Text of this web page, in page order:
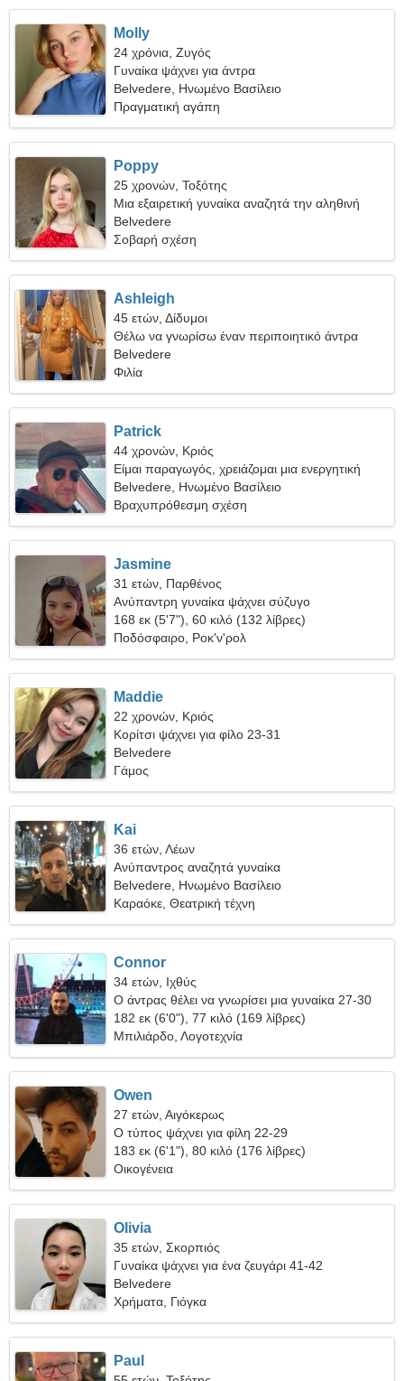
Molly
24 χρόνια, Ζυγός
Γυναίκα ψάχνει για άντρα
Belvedere, Ηνωμένο Βασίλειο
Πραγματική αγάπη
Poppy
25 χρονών, Τοξότης
Μια εξαιρετική γυναίκα αναζητά την αληθινή
αγάπη
Belvedere
Σοβαρή σχέση
Ashleigh
45 ετών, Δίδυμοι
Θέλω να γνωρίσω έναν περιποιητικό άντρα
Belvedere
Φιλία
Patrick
44 χρονών, Κριός
Είμαι παραγωγός, χρειάζομαι μια ενεργητική
γυναίκα
Belvedere, Ηνωμένο Βασίλειο
Βραχυπρόθεσμη σχέση
Jasmine
31 ετών, Παρθένος
Ανύπαντρη γυναίκα ψάχνει σύζυγο
168 εκ (5'7"), 60 κιλό (132 λίβρες)
Ποδόσφαιρο, Ροκ'ν'ρολ
Maddie
22 χρονών, Κριός
Κορίτσι ψάχνει για φίλο 23-31
Belvedere
Γάμος
Kai
36 ετών, Λέων
Ανύπαντρος αναζητά γυναίκα
Belvedere, Ηνωμένο Βασίλειο
Καραόκε, Θεατρική τέχνη
Connor
34 ετών, Ιχθύς
Ο άντρας θέλει να γνωρίσει μια γυναίκα 27-30
182 εκ (6'0"), 77 κιλό (169 λίβρες)
Μπιλιάρδο, Λογοτεχνία
Owen
27 ετών, Αιγόκερως
Ο τύπος ψάχνει για φίλη 22-29
183 εκ (6'1"), 80 κιλό (176 λίβρες)
Οικογένεια
Olivia
35 ετών, Σκορπιός
Γυναίκα ψάχνει για ένα ζευγάρι 41-42
Belvedere
Χρήματα, Γιόγκα
Paul